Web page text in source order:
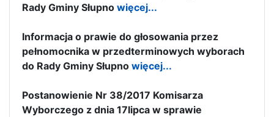
Rady Gminy Słupno więcej...
Informacja o prawie do głosowania przez
pełnomocnika w przedterminowych wyborach
do Rady Gminy Słupno więcej...
Postanowienie Nr 38/2017 Komisarza
Wyborczego z dnia 17lipca w sprawie